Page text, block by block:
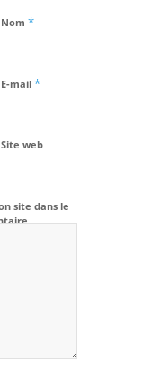
Nom *
E-mail *
Site web
site dans le